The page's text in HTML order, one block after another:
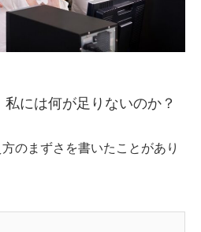
私には何が足りないのか？
のまずさを書いたことがあり